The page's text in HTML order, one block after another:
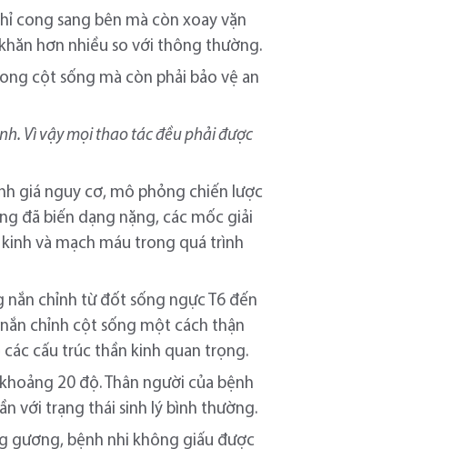
cong sang bên mà còn xoay vặn
hơn nhiều so với thông thường.
cột sống mà còn phải bảo vệ an
Vì vậy mọi thao tác đều phải được
giá nguy cơ, mô phỏng chiến lược
đã biến dạng nặng, các mốc giải
và mạch máu trong quá trình
nắn chỉnh từ đốt sống ngực T6 đến
chỉnh cột sống một cách thận
cấu trúc thần kinh quan trọng.
20 độ. Thân người của bệnh
với trạng thái sinh lý bình thường.
gương, bệnh nhi không giấu được